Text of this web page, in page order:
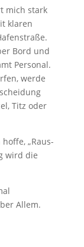
mich stark
klaren
Bord und
Personal.
werde
Titz oder
„Raus-
wird die
Allem.